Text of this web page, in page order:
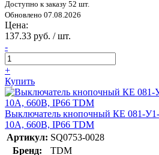
Доступно к заказу 52 шт.
Обновлено 07.08.2026
Цена:
137.33 руб. / шт.
-
+
Купить
Выключатель кнопочный КЕ 081-
10A, 660B, IP66 TDM
Артикул: SQ0753-0028
Бренд:
TDM